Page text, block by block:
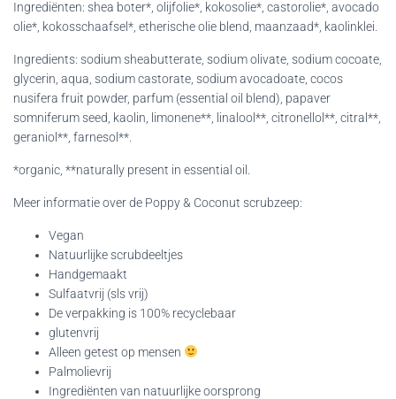
Ingrediënten: shea boter*, olijfolie*, kokosolie*, castorolie*, avocado
olie*, kokosschaafsel*, etherische olie blend, maanzaad*, kaolinklei.
Ingredients: sodium sheabutterate, sodium olivate, sodium cocoate,
glycerin, aqua, sodium castorate, sodium avocadoate, cocos
nusifera fruit powder, parfum (essential oil blend), papaver
somniferum seed, kaolin, limonene**, linalool**, citronellol**, citral**,
geraniol**, farnesol**.
*organic, **naturally present in essential oil.
Meer informatie over de Poppy & Coconut scrubzeep:
Vegan
Natuurlijke scrubdeeltjes
Handgemaakt
Sulfaatvrij (sls vrij)
De verpakking is 100% recyclebaar
glutenvrij
Alleen getest op mensen
Palmolievrij
Ingrediënten van natuurlijke oorsprong